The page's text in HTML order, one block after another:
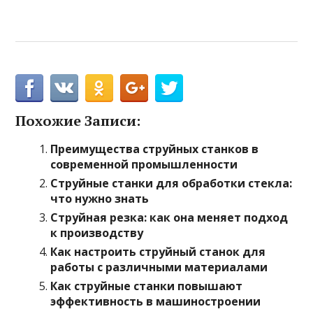
Похожие Записи:
Преимущества струйных станков в
современной промышленности
Струйные станки для обработки стекла:
что нужно знать
Струйная резка: как она меняет подход
к производству
Как настроить струйный станок для
работы с различными материалами
Как струйные станки повышают
эффективность в машиностроении